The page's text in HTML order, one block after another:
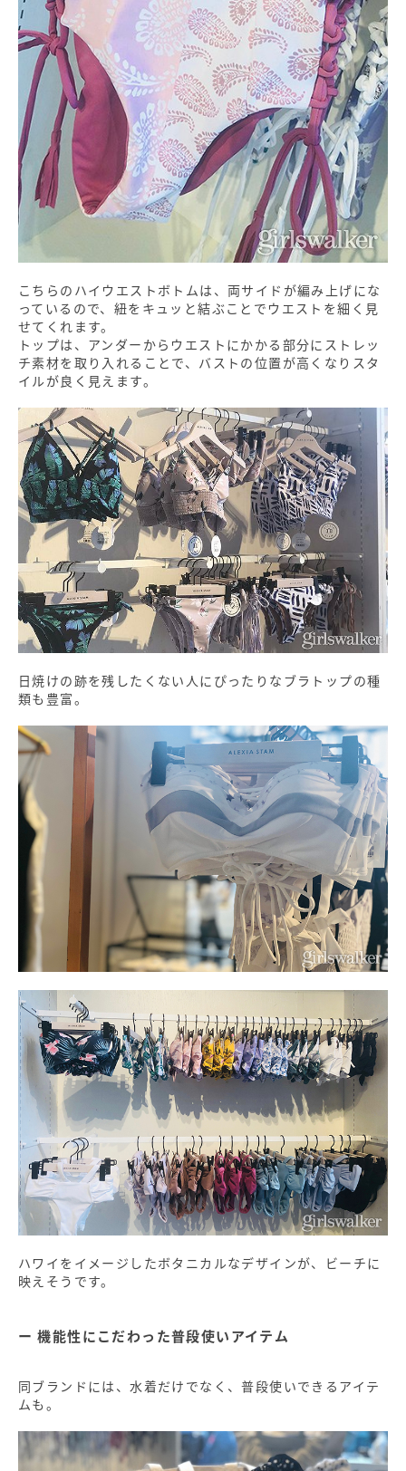
こちらのハイウエストボトムは、両サイドが編み上げにな
っているので、紐をキュッと結ぶことでウエストを細く見
せてくれます。
トップは、アンダーからウエストにかかる部分にストレッ
チ素材を取り入れることで、バストの位置が高くなりスタ
イルが良く見えます。
日焼けの跡を残したくない人にぴったりなブラトップの種
類も豊富。
ハワイをイメージしたボタニカルなデザインが、ビーチに
映えそうです。
機能性にこだわった普段使いアイテム
同ブランドには、水着だけでなく、普段使いできるアイテ
ムも。